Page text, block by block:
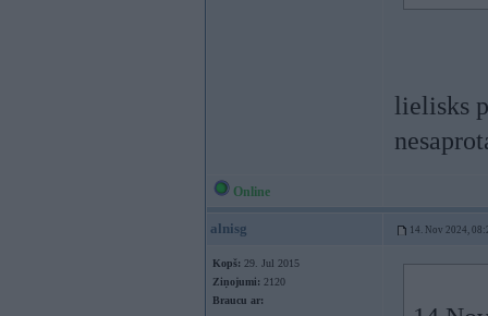
lielisks
Online
alnisg 14. Nov 2024,
Kopš: 29. Jul 2015
Ziņojumi: 2120
Braucu ar: